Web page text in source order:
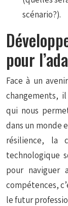
scénario?).
pour
Face à un
changements,
qui nous
dans un monde
résilience, la
technologique
pour naviguer
compétences,
le futur